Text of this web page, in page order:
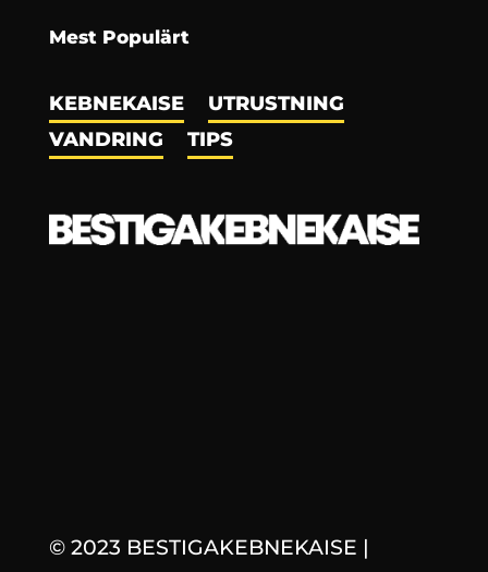
Mest Populärt
KEBNEKAISE
UTRUSTNING
VANDRING
TIPS
© 2023 BESTIGAKEBNEKAISE |